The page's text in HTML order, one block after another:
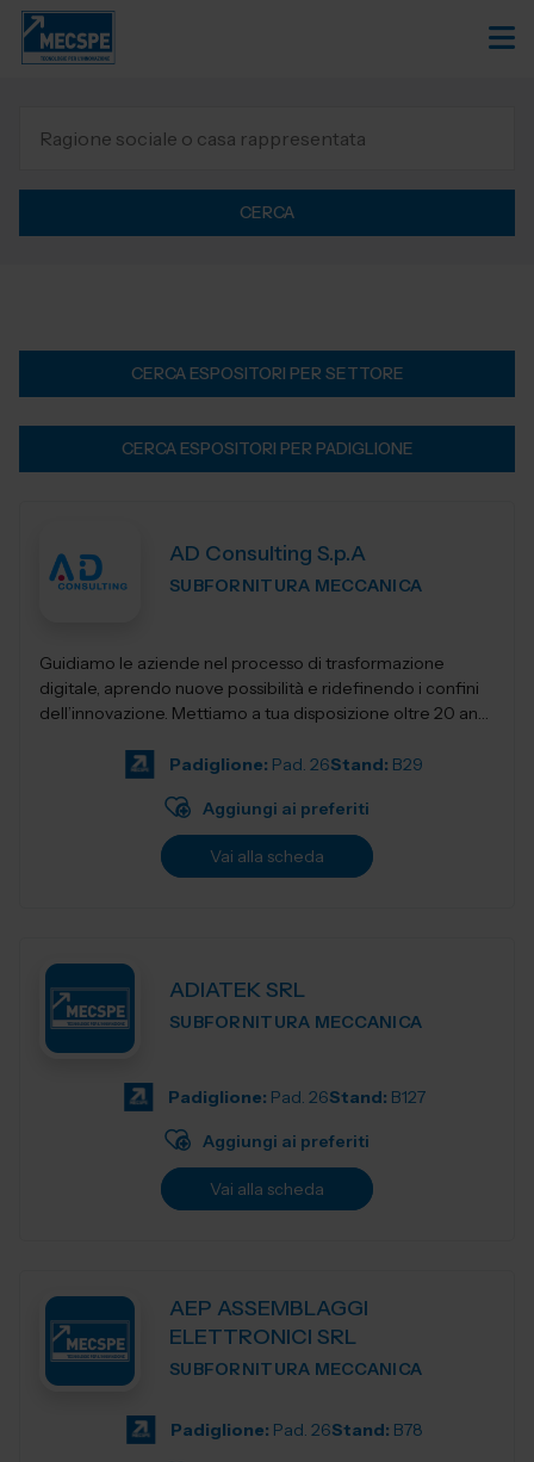
CERCA
CERCA ESPOSITORI PER SETTORE
CERCA ESPOSITORI PER PADIGLIONE
AD Consulting S.p.A
SUBFORNITURA MECCANICA
Guidiamo le aziende nel processo di trasformazione
digitale, aprendo nuove possibilità e ridefinendo i confini
dell’innovazione. Mettiamo a tua disposizione oltre 20 anni
Padiglione: Pad. 26Stand: B29
Aggiungi ai preferiti
Vai alla scheda
ADIATEK SRL
SUBFORNITURA MECCANICA
Padiglione: Pad. 26Stand: B127
Aggiungi ai preferiti
Vai alla scheda
AEP ASSEMBLAGGI
ELETTRONICI SRL
SUBFORNITURA MECCANICA
Padiglione: Pad. 26Stand: B78